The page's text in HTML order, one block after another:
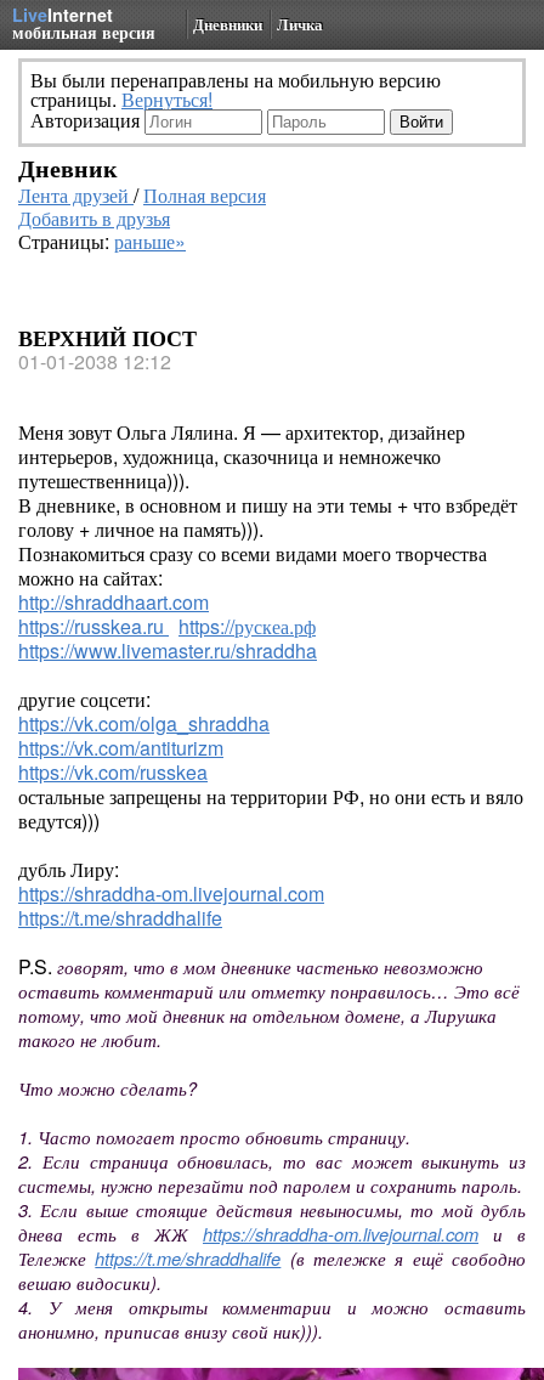
LiveInternet
мобильная версия Дневники Личка
Вы были перенаправлены на мобильную версию
страницы. Вернуться!
Авторизация
Дневник
Лента друзей /Полная версия
Добавить в друзья
Страницы: раньше»
ВЕРХНИЙ ПОСТ
01-01-2038 12:12
Меня зовут Ольга Лялина. Я — архитектор, дизайнер
интерьеров, художница, сказочница и немножечко
путешественница))).
В дневнике, в основном и пишу на эти темы + что взбредёт
голову + личное на память))).
Познакомиться сразу со всеми видами моего творчества
можно на сайтах:
http://shraddhaart.com
https://russkea.ru
https://рускеа.рф
https://www.livemaster.ru/shraddha
другие соцсети:
https://vk.com/olga_shraddha
https://vk.com/antiturizm
https://vk.com/russkea
остальные запрещены на территории РФ, но они есть и вяло
ведутся)))
дубль Лиру:
https://shraddha-om.livejournal.com
https://t.me/shraddhalife
P.S. говорят, что в мом дневнике частенько невозможно
оставить комментарий или отметку понравилось… Это всё
потому, что мой дневник на отдельном домене, а Лирушка
такого не любит.
Что можно сделать?
1. Часто помогает просто обновить страницу.
2. Если страница обновилась, то вас может выкинуть из
системы, нужно перезайти под паролем и сохранить пароль.
3. Если выше стоящие действия невыносимы, то мой дубль
днева есть в ЖЖ https://shraddha-om.livejournal.com и в
Тележкеhttps://t.me/shraddhalife (в тележке я ещё свободно
вешаю видосики).
4. У меня открыты комментарии и можно оставить
анонимно, приписав внизу свой ник))).